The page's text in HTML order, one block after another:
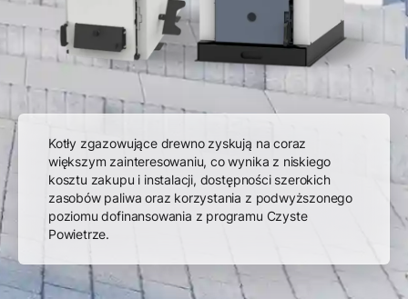
Kotły zgazowujące drewno zyskują na coraz
większym zainteresowaniu, co wynika z niskiego
kosztu zakupu i instalacji, dostępności szerokich
zasobów paliwa oraz korzystania z podwyższonego
poziomu dofinansowania z programu Czyste
Powietrze.